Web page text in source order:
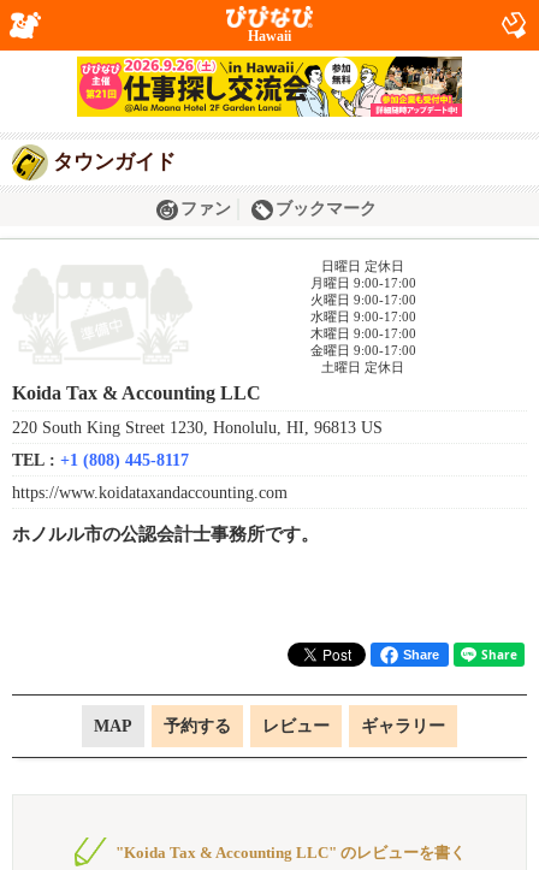
Hawaii
タウンガイド
ファン ブックマーク
日曜日 定休日
月曜日 9:00-17:00
火曜日 9:00-17:00
水曜日 9:00-17:00
木曜日 9:00-17:00
金曜日 9:00-17:00
土曜日 定休日
Koida Tax & Accounting LLC
220 South King Street 1230, Honolulu, HI, 96813 US
TEL : +1 (808) 445-8117
https://www.koidataxandaccounting.com
ホノルル市の公認会計士事務所です。
Share
MAP 予約する レビュー ギャラリー
"Koida Tax & Accounting LLC" のレビューを書く